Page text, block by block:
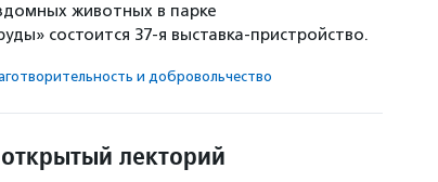
животных в парке
состоится 37-я выставка-пристройство.
и доброволь­чест­во
лекторий